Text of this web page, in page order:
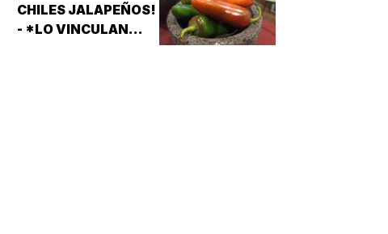
CHILES JALAPEÑOS!
- *LO VINCULAN